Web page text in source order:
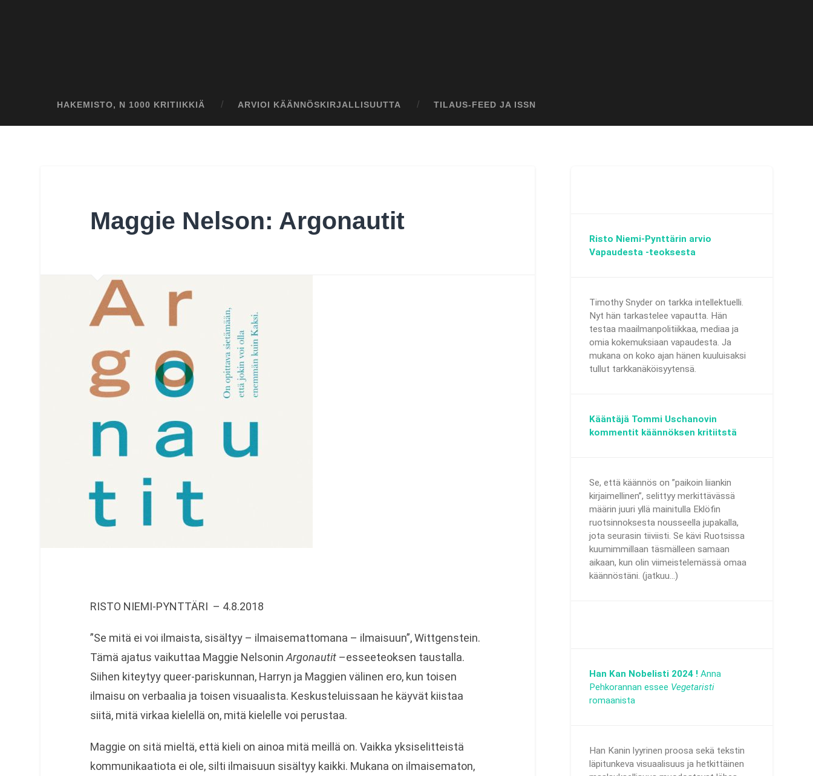
HAKEMISTO, N 1000 KRITIIKKIÄ ARVIOI KÄÄNNÖSKIRJALLISUUTTA TILAUS-FEED JA ISSN
Maggie Nelson: Argonautit
RISTO NIEMI-PYNTTÄRI – 4.8.2018
”Se mitä ei voi ilmaista, sisältyy – ilmaisemattomana – ilmaisuun”, Wittgenstein.
Tämä ajatus vaikuttaa Maggie NelsoninArgonautit –esseeteoksen taustalla.
Siihen kiteytyy queer-pariskunnan, Harryn ja Maggien välinen ero, kun toisen
ilmaisu on verbaalia ja toisen visuaalista. Keskusteluissaan he käyvät kiistaa
siitä, mitä virkaa kielellä on, mitä kielelle voi perustaa.
Maggie on sitä mieltä, että kieli on ainoa mitä meillä on. Vaikka yksiselitteistä
kommunikaatiota ei ole, silti ilmaisuun sisältyy kaikki. Mukana on ilmaisematon,
Risto Niemi-Pynttärin arvio
Vapaudesta -teoksesta
Timothy Snyder on tarkka intellektuelli.
Nyt hän tarkastelee vapautta. Hän
testaa maailmanpolitiikkaa, mediaa ja
omia kokemuksiaan vapaudesta. Ja
mukana on koko ajan hänen kuuluisaksi
tullut tarkkanäköisyytensä.
Kääntäjä Tommi Uschanovin
kommentit käännöksen kritiitstä
Se, että käännös on ”paikoin liiankin
kirjaimellinen”, selittyy merkittävässä
määrin juuri yllä mainitulla Eklöfin
ruotsinnoksesta nousseella jupakalla,
jota seurasin tiiviisti. Se kävi Ruotsissa
kuumimmillaan täsmälleen samaan
aikaan, kun olin viimeistelemässä omaa
käännöstäni. (jatkuu...)
Han Kan Nobelisti 2024 ! Anna
Pehkorannan essee Vegetaristi
romaanista
Han Kanin lyyrinen proosa sekä tekstin
läpitunkeva visuaalisuus ja hetkittäinen